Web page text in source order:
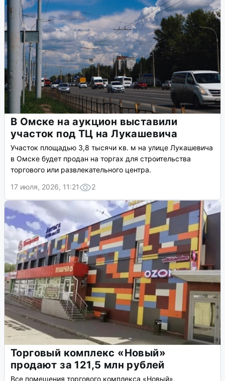
В Омске на аукцион выставили
участок под ТЦ на Лукашевича
Участок площадью 3,8 тысячи кв. м на улице Лукашевича
в Омске будет продан на торгах для строительства
торгового или развлекательного центра.
17 июля, 2026, 11:21
2
Торговый комплекс «Новый»
продают за 121,5 млн рублей
Все помещения торгового комплекса «Новый»,